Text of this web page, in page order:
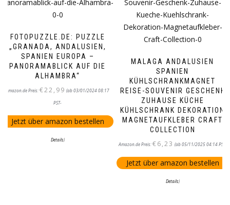
FOTOPUZZLE.DE: PUZZLE
„GRANADA, ANDALUSIEN,
SPANIEN EUROPA –
PANORAMABLICK AUF DIE
ALHAMBRA“
Amazon.de Preis:€22,99 (ab 03/01/2024 08:17
PST-
Jetzt über amazon bestellen
Details)
MALAGA ANDALUSIEN
SPANIEN
KÜHLSCHRANKMAGNET
REISE-SOUVENIR GESCHENK
ZUHAUSE KÜCHE
KÜHLSCHRANK DEKORATION
MAGNETAUFKLEBER CRAFT
COLLECTION
Amazon.de Preis:€6,23 (ab 05/11/2025 04:14 PST-
Jetzt über amazon bestellen
Details)